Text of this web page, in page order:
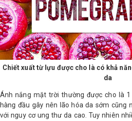
Chiết xuất từ lựu được cho là có khả
da
Ánh nắng mặt trời thường được cho là
hàng đầu gây nên lão hóa da sớm cũng
với nguy cơ ung thư da cao. Tuy nhiên